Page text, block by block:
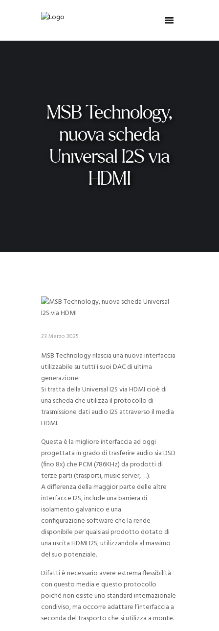
MSB Technology,
nuova scheda
Universal I2S via
HDMI
23 Marzo 2025
MSB Technology rilascia una nuova interfaccia
utilizzabile su tutti i suoi DAC di ultima
generazione.
Si tratta della Universal I2S via HDMI cioè di
una scheda che utilizza il protocollo di
trasmissione dati audio I2S attraverso il media
HDMI.
Questa è la migliore interfaccia ad oggi
progettata in grado di trasferire audio sia DSD
(fino 8x) che PCM (786KHz) da prodotti di
terze parti (trasporti, music server, …).
A differenza della maggior parte delle altre
interfacce I2S, include una barriera di
isolamento galvanico e una
configurazione software che la rende
disponibile per qualsiasi prodotto dotato di
una uscita HDMI I2S, utilizzandola al massimo
del suo potenziale.
Difatti è necessario avere estrema flessibilità
con questo media e questo protocollo
poiché non esiste uno standard internazionale
condiviso, ma occorre adattare l’interfaccia a
seconda del trasporto che si utilizza a monte.